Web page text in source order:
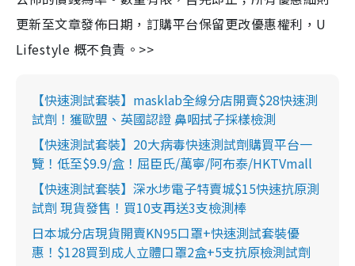
更新至文章發佈日期，訂購平台保留更改優惠權利，U
Lifestyle 概不負責。>>
【快速測試套裝】masklab全線分店開賣$28快速測
試劑！獲歐盟、英國認證 鼻咽拭子採樣檢測
【快速測試套裝】20大病毒快速測試劑購買平台一
覽！低至$9.9/盒！屈臣氏/萬寧/阿布泰/HKTVmall
【快速測試套裝】深水埗電子特賣城$15快速抗原測
試劑 現貨發售！買10支再送3支檢測棒
日本城分店現貨開賣KN95口罩+快速測試套裝優
惠！$128買到成人立體口罩2盒+5支抗原檢測試劑